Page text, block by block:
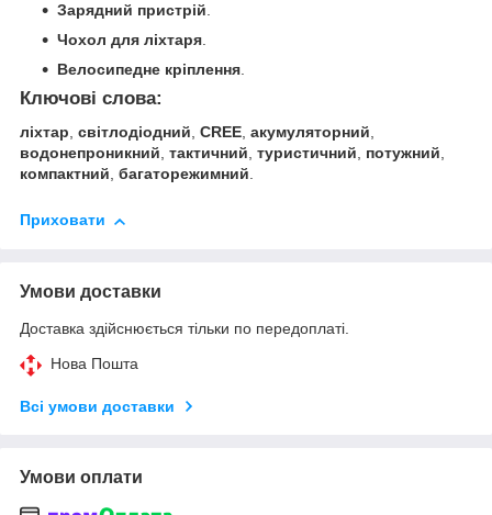
Зарядний пристрій.
Чохол для ліхтаря.
Велосипедне кріплення.
Ключові слова:
ліхтар, світлодіодний, CREE, акумуляторний,
водонепроникний, тактичний, туристичний, потужний,
компактний, багаторежимний.
Приховати
Умови доставки
Доставка здійснюється тільки по передоплаті.
Нова Пошта
Всі умови доставки
Умови оплати